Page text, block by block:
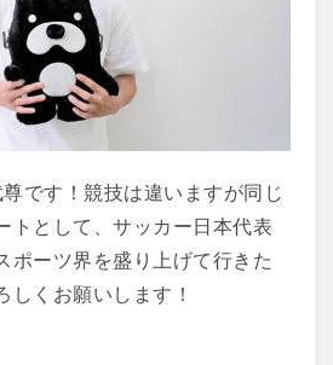
です！競技は違いますが同じ
トとして、サッカー日本代表
ポーツ界を盛り上げて行きた
しくお願いします！